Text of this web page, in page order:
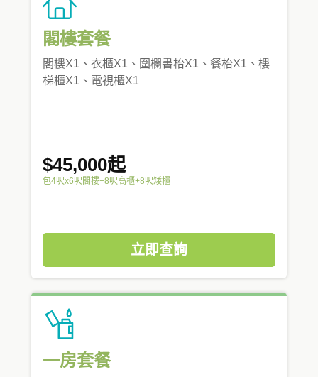
閣樓套餐
閣樓X1、衣櫃X1、圍欄書枱X1、餐枱X1、樓
梯櫃X1、電視櫃X1
$45,000起
包4呎x6呎閣樓+8呎高櫃+8呎矮櫃
立即查詢
一房套餐